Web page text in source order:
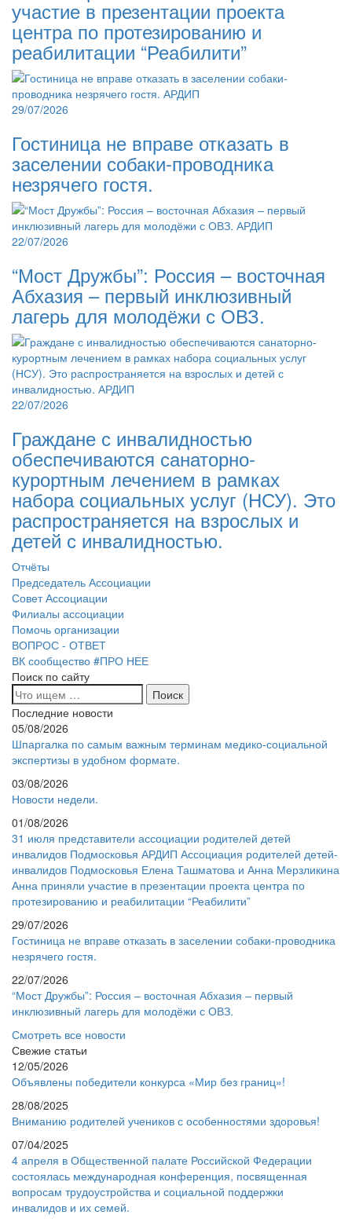
участие в презентации проекта
центра по протезированию и
реабилитации “Реабилити”
29/07/2026
Гостиница не вправе отказать в
заселении собаки-проводника
незрячего гостя.
22/07/2026
“Мост Дружбы”: Россия – восточная
Абхазия – первый инклюзивный
лагерь для молодёжи с ОВЗ.
22/07/2026
Граждане с инвалидностью
обеспечиваются санаторно-
курортным лечением в рамках
набора социальных услуг (НСУ). Это
распространяется на взрослых и
детей с инвалидностью.
Отчёты
Председатель Ассоциации
Совет Ассоциации
Филиалы ассоциации
Помочь организации
ВОПРОС - ОТВЕТ
ВК сообщество #ПРО НЕЕ
Поиск по сайту
Последние новости
05/08/2026
Шпаргалка по самым важным терминам медико-социальной
экспертизы в удобном формате.
03/08/2026
Новости недели.
01/08/2026
31 июля представители ассоциации родителей детей
инвалидов Подмосковья АРДИП Ассоциация родителей детей-
инвалидов Подмосковья Елена Ташматова и Анна Мерзликина
Анна приняли участие в презентации проекта центра по
протезированию и реабилитации “Реабилити”
29/07/2026
Гостиница не вправе отказать в заселении собаки-проводника
незрячего гостя.
22/07/2026
“Мост Дружбы”: Россия – восточная Абхазия – первый
инклюзивный лагерь для молодёжи с ОВЗ.
Смотреть все новости
Свежие статьи
12/05/2026
Объявлены победители конкурса «Мир без границ»!
28/08/2025
Вниманию родителей учеников с особенностями здоровья!
07/04/2025
4 апреля в Общественной палате Российской Федерации
состоялась международная конференция, посвященная
вопросам трудоустройства и социальной поддержки
инвалидов и их семей.